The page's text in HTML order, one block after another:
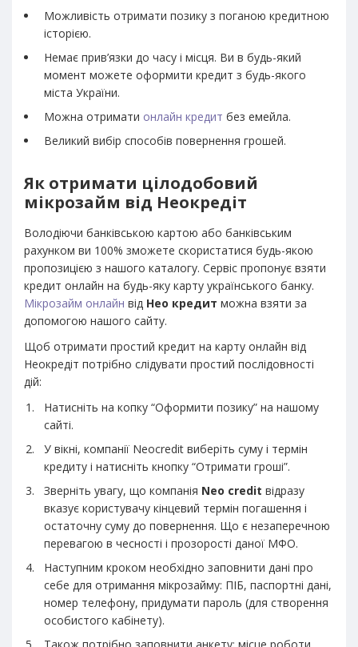
Можливість отримати позику з поганою кредитною
історією.
Немає прив’язки до часу і місця. Ви в будь-який
момент можете оформити кредит з будь-якого
міста України.
Можна отримати онлайн кредит без емейла.
Великий вибір способів повернення грошей.
Як отримати цілодобовий
мікрозайм від Неокредіт
Володіючи банківською картою або банківським
рахунком ви 100% зможете скористатися будь-якою
пропозицією з нашого каталогу. Сервіс пропонує взяти
кредит онлайн на будь-яку карту українського банку.
Мікрозайм онлайн від Нео кредит можна взяти за
допомогою нашого сайту.
Щоб отримати простий кредит на карту онлайн від
Неокредіт потрібно слідувати простий послідовності
дій:
Натисніть на копку “Оформити позику” на нашому
сайті.
У вікні, компанії Neocredit виберіть суму і термін
кредиту і натисніть кнопку “Отримати гроші”.
Зверніть увагу, що компанія Neo credit відразу
вказує користувачу кінцевий термін погашення і
остаточну суму до повернення. Що є незаперечною
перевагою в чесності і прозорості даної МФО.
Наступним кроком необхідно заповнити дані про
себе для отримання мікрозайму: ПІБ, паспортні дані,
номер телефону, придумати пароль (для створення
особистого кабінету).
Також потрібно заповнити анкету: місце роботи